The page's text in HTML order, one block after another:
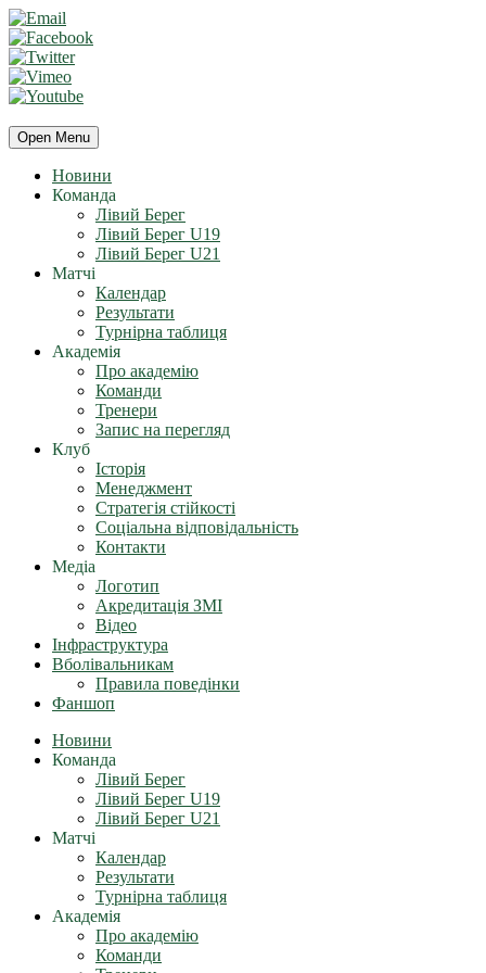
Open Menu
Новини
Команда
Лівий Берег
Лівий Берег U19
Лівий Берег U21
Матчі
Календар
Результати
Турнірна таблиця
Академія
Про академію
Команди
Тренери
Запис на перегляд
Клуб
Історія
Менеджмент
Стратегія стійкості
Соціальна відповідальність
Контакти
Медіа
Логотип
Акредитація ЗМІ
Відео
Інфраструктура
Вболівальникам
Правила поведінки
Фаншоп
Новини
Команда
Лівий Берег
Лівий Берег U19
Лівий Берег U21
Матчі
Календар
Результати
Турнірна таблиця
Академія
Про академію
Команди